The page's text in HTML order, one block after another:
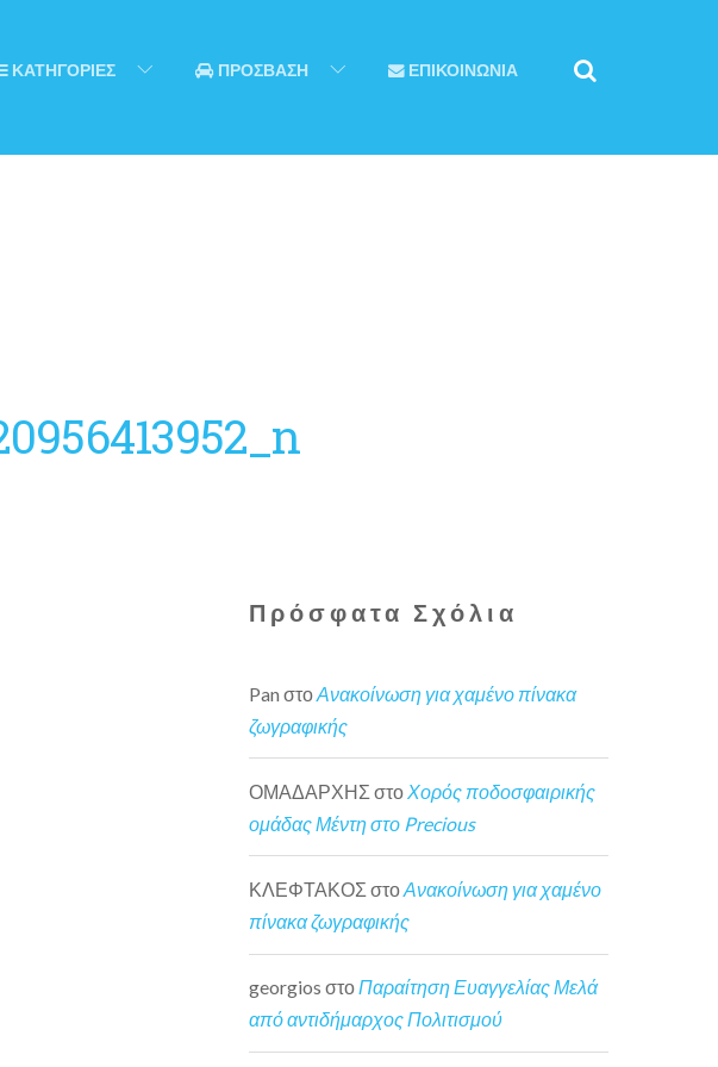
ΚΑΤΗΓΟΡΙΕΣ ΠΡΟΣΒΑΣΗ ΕΠΙΚΟΙΝΩΝΙΑ
Πρόσφατα Σχόλια
Pan στοΑνακοίνωση για χαμένο πίνακα
ζωγραφικής
ΟΜΑΔΑΡΧΗΣ στο Χορός ποδοσφαιρικής
ομάδας Μέντη στο Precious
ΚΛΕΦΤΑΚΟΣ στοΑνακοίνωση για χαμένο
πίνακα ζωγραφικής
georgios στοΠαραίτηση Ευαγγελίας Μελά
από αντιδήμαρχος Πολιτισμού